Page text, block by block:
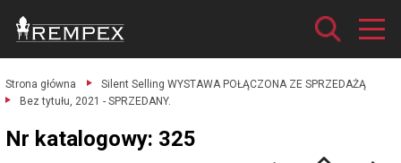
Strona główna
Silent Selling WYSTAWA POŁĄCZONA ZE SPRZEDAŻĄ
Bez tytułu, 2021 - SPRZEDANY.
Nr katalogowy: 325